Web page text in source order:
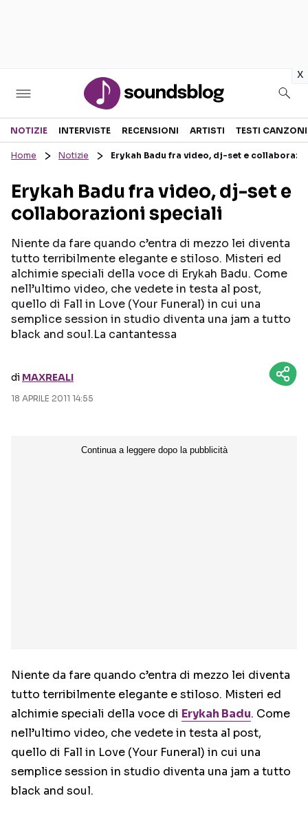
x
Sezioni
RECENSIONI MUSICALI
INTERVISTE
GOSSIP E CURIOSITÀ
TESTI CANZONI
TOUR ED EVENTI
TALENT SHOW
Seguici sui social
NOTIZIE INTERVISTE RECENSIONI ARTISTI TESTI CANZONI
Home Notizie Erykah Badu fra video, dj-set e
Erykah Badu fra video, dj-set e
collaborazioni speciali
Niente da fare quando c’entra di mezzo lei diventa
tutto terribilmente elegante e stiloso. Misteri ed
alchimie speciali della voce di Erykah Badu. Come
nell’ultimo video, che vedete in testa al post,
quello di Fall in Love (Your Funeral) in cui una
semplice session in studio diventa una jam a tutto
black and soul.La cantantessa
di MAXREALI
18 APRILE 2011 14:55
Niente da fare quando c’entra di mezzo lei diventa
tutto terribilmente elegante e stiloso. Misteri ed
alchimie speciali della voce di Erykah Badu. Come
nell’ultimo video, che vedete in testa al post,
quello di Fall in Love (Your Funeral) in cui una
semplice session in studio diventa una jam a tutto
black and soul.